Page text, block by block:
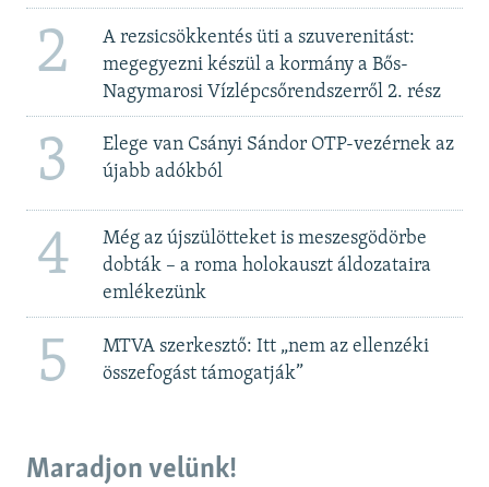
2
A rezsicsökkentés üti a szuverenitást:
megegyezni készül a kormány a Bős-
Nagymarosi Vízlépcsőrendszerről 2. rész
3
Elege van Csányi Sándor OTP-vezérnek az
újabb adókból
4
Még az újszülötteket is meszesgödörbe
dobták – a roma holokauszt áldozataira
emlékezünk
5
MTVA szerkesztő: Itt „nem az ellenzéki
összefogást támogatják”
Maradjon velünk!